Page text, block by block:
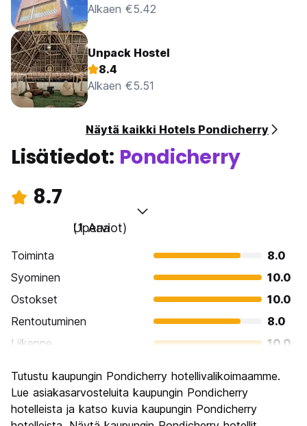
Alkaen €5.42
Unpack Hostel
8.4
Alkaen €5.51
Näytä kaikki Hotels Pondicherry
Lisätiedot: Pondicherry
8.7
Upeaa
(1 Arviot)
Toiminta
8.0
Syominen
10.0
Ostokset
10.0
Rentoutuminen
8.0
Liikenne
10.0
Kulttuuri
Yöelämä
Tutustu kaupungin Pondicherry hotellivalikoimaamme.
Lue asiakasarvosteluita kaupungin Pondicherry
hotelleista ja katso kuvia kaupungin Pondicherry